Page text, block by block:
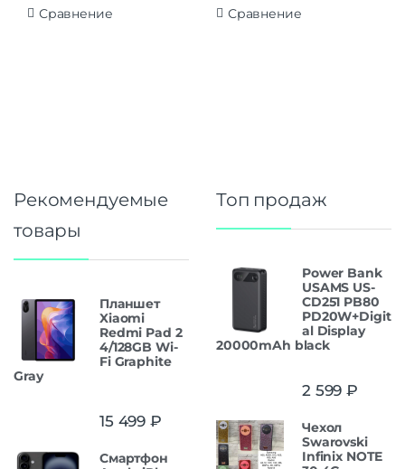
Сравнение Сравнение
Рекомендуемые
товары
Планшет
Xiaomi
Redmi Pad 2
4/128GB Wi-
Fi Graphite
Gray
15 499 ₽
Смартфон
Топ продаж
Power Bank
USAMS US-
CD251 PB80
PD20W+Digit
al Display
20000mAh black
2 599 ₽
Чехол
Swarovski
Infinix NOTE